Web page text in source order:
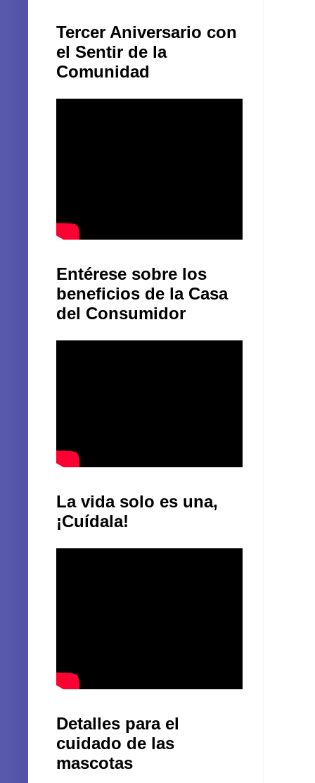
Tercer Aniversario con
el Sentir de la
Comunidad
Entérese sobre los
beneficios de la Casa
del Consumidor
La vida solo es una,
¡Cuídala!
Detalles para el
cuidado de las
mascotas